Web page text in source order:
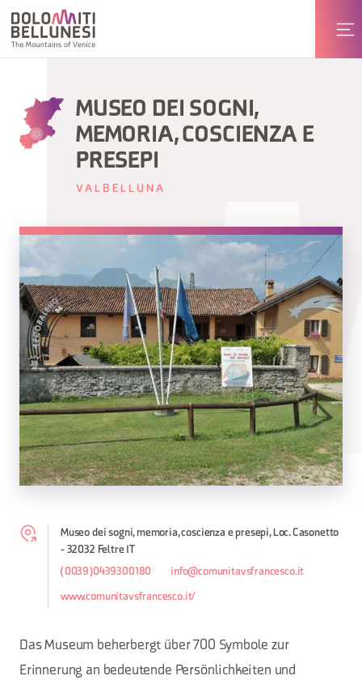
MUSEO DEI SOGNI,
MEMORIA, COSCIENZA E
PRESEPI
VALBELLUNA
Museo dei sogni, memoria, coscienza e presepi, Loc. Casonetto
- 32032 Feltre IT
(0039)0439300180 info@comunitavsfrancesco.it
www.comunitavsfrancesco.it/
Das Museum beherbergt über 700 Symbole zur
Erinnerung an bedeutende Persönlichkeiten und